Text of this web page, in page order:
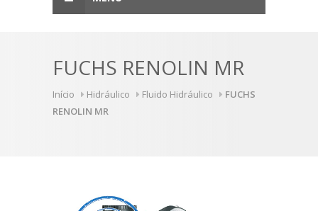
FUCHS RENOLIN MR
Início Hidráulico Fluido Hidráulico
FUCHS
RENOLIN MR